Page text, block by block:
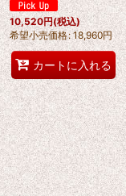
10,520円(税込)
希望小売価格: 18,960円
カートに入れる